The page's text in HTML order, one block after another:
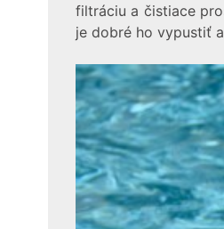
filtráciu a čistiace
je dobré ho vypustiť